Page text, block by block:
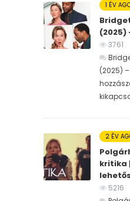
1 ÉV
(2025)
3761
(2025)
2 ÉV
kritika
5216